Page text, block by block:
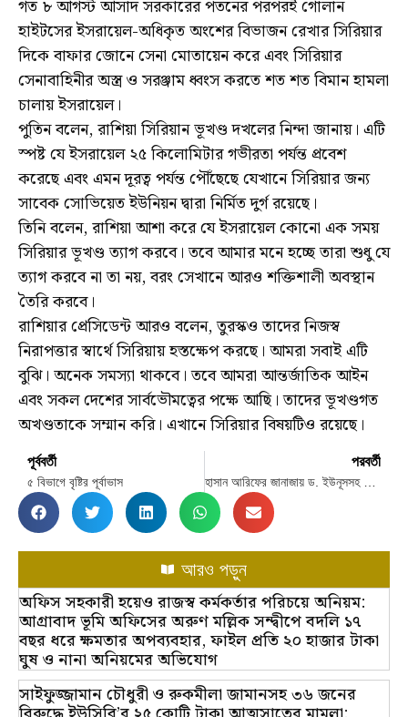
গত ৮ আগস্ট আসাদ সরকারের পতনের পরপরই গোলান
হাইটসের ইসরায়েল-অধিকৃত অংশের বিভাজন রেখার সিরিয়ার
দিকে বাফার জোনে সেনা মোতায়েন করে এবং সিরিয়ার
সেনাবাহিনীর অস্ত্র ও সরঞ্জাম ধ্বংস করতে শত শত বিমান হামলা
চালায় ইসরায়েল।
পুতিন বলেন, রাশিয়া সিরিয়ান ভূখণ্ড দখলের নিন্দা জানায়। এটি
স্পষ্ট যে ইসরায়েল ২৫ কিলোমিটার গভীরতা পর্যন্ত প্রবেশ
করেছে এবং এমন দূরত্ব পর্যন্ত পৌঁছেছে যেখানে সিরিয়ার জন্য
সাবেক সোভিয়েত ইউনিয়ন দ্বারা নির্মিত দুর্গ রয়েছে।
তিনি বলেন, রাশিয়া আশা করে যে ইসরায়েল কোনো এক সময়
সিরিয়ার ভূখণ্ড ত্যাগ করবে। তবে আমার মনে হচ্ছে তারা শুধু যে
ত্যাগ করবে না তা নয়, বরং সেখানে আরও শক্তিশালী অবস্থান
তৈরি করবে।
রাশিয়ার প্রেসিডেন্ট আরও বলেন, তুরস্কও তাদের নিজস্ব
নিরাপত্তার স্বার্থে সিরিয়ায় হস্তক্ষেপ করছে। আমরা সবাই এটি
বুঝি। অনেক সমস্যা থাকবে। তবে আমরা আন্তর্জাতিক আইন
এবং সকল দেশের সার্বভৌমত্বের পক্ষে আছি। তাদের ভূখণ্ডগত
অখণ্ডতাকে সম্মান করি। এখানে সিরিয়ার বিষয়টিও রয়েছে।
পূর্ববর্তী
৫ বিভাগে বৃষ্টির পূর্বাভাস
পরবর্তী
আরও পড়ুন
অফিস সহকারী হয়েও রাজস্ব কর্মকর্তার পরিচয়ে অনিয়ম:
আগ্রাবাদ ভূমি অফিসের অরুণ মল্লিক সন্দ্বীপে বদলি ১৭
বছর ধরে ক্ষমতার অপব্যবহার, ফাইল প্রতি ২০ হাজার টাকা
ঘুষ ও নানা অনিয়মের অভিযোগ
সাইফুজ্জামান চৌধুরী ও রুকমীলা জামানসহ ৩৬ জনের